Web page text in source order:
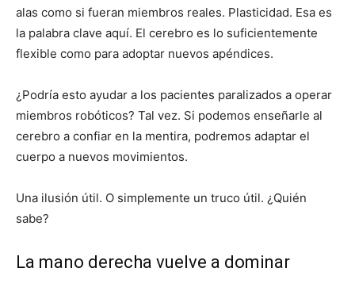
alas como si fueran miembros reales. Plasticidad. Esa es
la palabra clave aquí. El cerebro es lo suficientemente
flexible como para adoptar nuevos apéndices.
¿Podría esto ayudar a los pacientes paralizados a operar
miembros robóticos? Tal vez. Si podemos enseñarle al
cerebro a confiar en la mentira, podremos adaptar el
cuerpo a nuevos movimientos.
Una ilusión útil. O simplemente un truco útil. ¿Quién
sabe?
La mano derecha vuelve a dominar